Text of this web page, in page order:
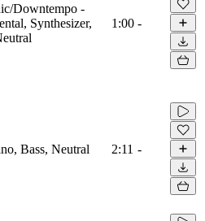
Downtempo -
Synthesizer,
1:00 -
Bass, Neutral 2:11 -